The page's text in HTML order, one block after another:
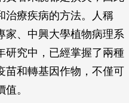
治療疾病的方法。人稱
家、中興大學植物病理系
研究中，已經掌握了兩種
苗和轉基因作物，不僅可
。